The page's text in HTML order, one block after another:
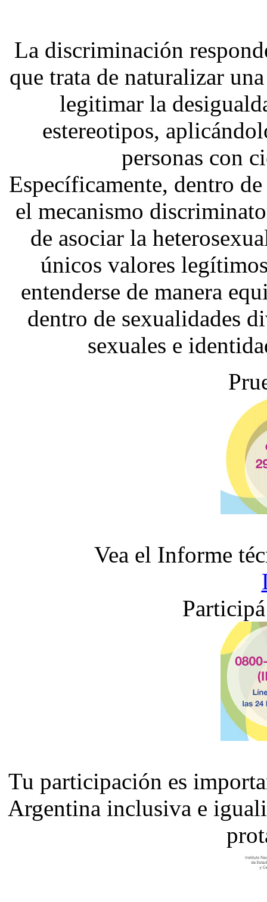
La discriminación
que trata de naturalizar
legitimar la
estereotipos,
personas con
Específicamente, dentro
el mecanismo
de asociar la
únicos valores
entenderse de manera
dentro de sexualidades
sexuales e
Vea el Informe
Tu participación es
Argentina inclusiva e